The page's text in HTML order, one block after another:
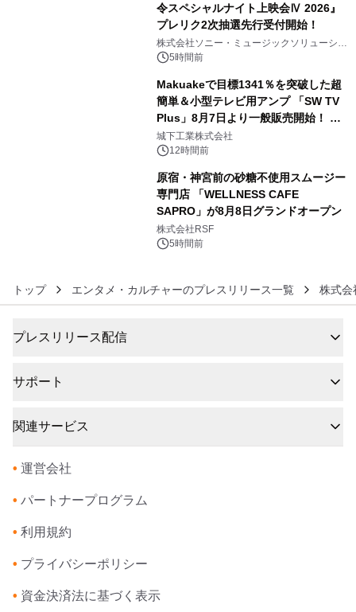
令スペシャルナイト上映会Ⅳ 2026』
プレリク2次抽選先行受付開始！
株式会社ソニー・ミュージックソリューショ
ンズ5時間前
Makuakeで目標1341％を突破した超
簡単＆小型テレビ用アンプ 「SW TV
Plus」8月7日より一般販売開始！ ケ
ーブル1本つなぐだけ、テレビの音が
ぐっと豊かに
城下工業株式会社
12時間前
原宿・神宮前の砂糖不使用スムージー
専門店 「WELLNESS CAFE
SAPRO」が8月8日グランドオープン
株式会社RSF
5時間前
トップ エンタメ・カルチャーのプレスリリース一覧 株式会
プレスリリース配信
サポート
関連サービス
• 運営会社
• パートナープログラム
• 利用規約
• プライバシーポリシー
• 資金決済法に基づく表示